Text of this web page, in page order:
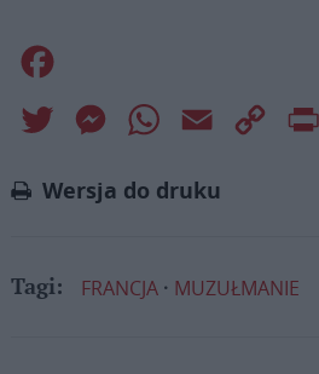
Twitter MessengerWhatsApp
Email
Copy
Wersja do druku
Tagi: FRANCJA MUZUŁMANIE